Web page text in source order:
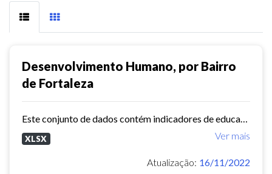
Desenvolvimento Humano, por Bairro
de Fortaleza
Ver mais
XLSX
Atualização: 16/11/2022